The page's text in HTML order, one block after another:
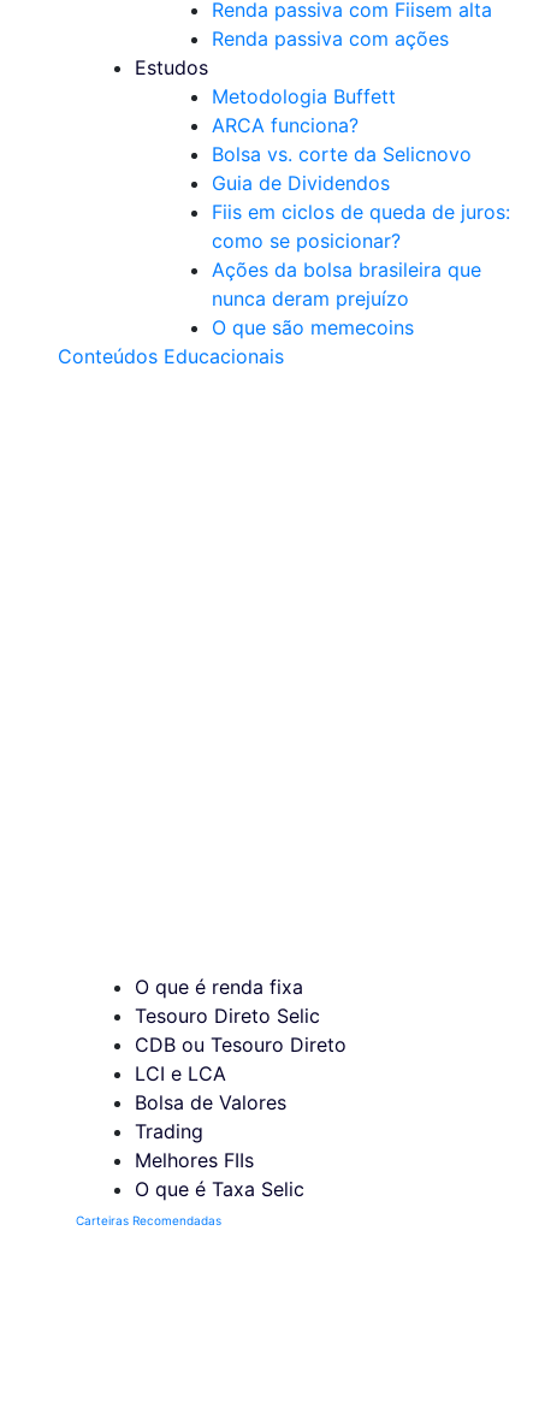
Renda passiva com Fiisem alta
Renda passiva com ações
Estudos
Metodologia Buffett
ARCA funciona?
Bolsa vs. corte da Selicnovo
Guia de Dividendos
Fiis em ciclos de queda de juros:
como se posicionar?
Ações da bolsa brasileira que
nunca deram prejuízo
O que são memecoins
Conteúdos Educacionais
O que é renda fixa
Tesouro Direto Selic
CDB ou Tesouro Direto
LCI e LCA
Bolsa de Valores
Trading
Melhores FIIs
O que é Taxa Selic
Carteiras Recomendadas